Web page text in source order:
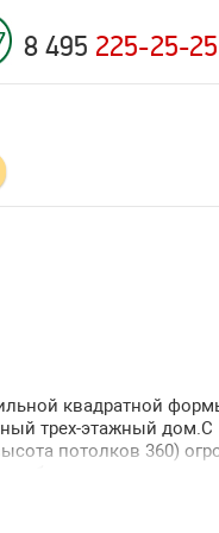
8 495 225-25-25
квадратной
трех-этажный дом.С
потолков 360)